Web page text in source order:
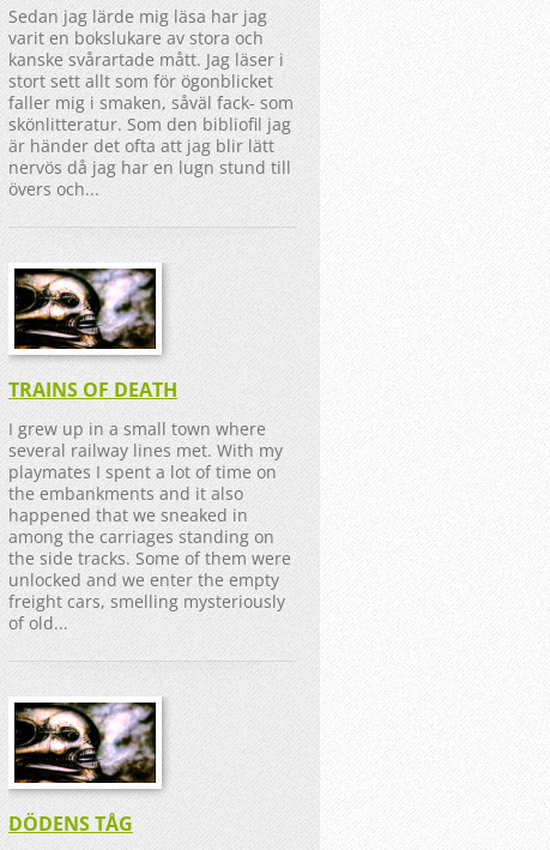
Sedan jag lärde mig läsa har jag
varit en bokslukare av stora och
kanske svårartade mått. Jag läser i
stort sett allt som för ögonblicket
faller mig i smaken, såväl fack- som
skönlitteratur. Som den bibliofil jag
är händer det ofta att jag blir lätt
nervös då jag har en lugn stund till
övers och...
TRAINS OF DEATH
I grew up in a small town where
several railway lines met. With my
playmates I spent a lot of time on
the embankments and it also
happened that we sneaked in
among the carriages standing on
the side tracks. Some of them were
unlocked and we enter the empty
freight cars, smelling mysteriously
of old...
DÖDENS TÅG